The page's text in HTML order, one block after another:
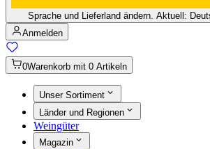
Sprache und Lieferland ändern. Aktuell:
Anmelden
0Warenkorb mit 0 Artikeln
Unser Sortiment
Länder und Regionen
Weingüter
Magazin